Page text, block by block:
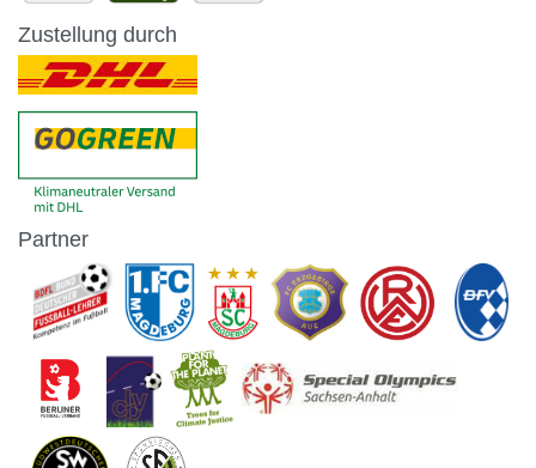
Zustellung durch
Partner